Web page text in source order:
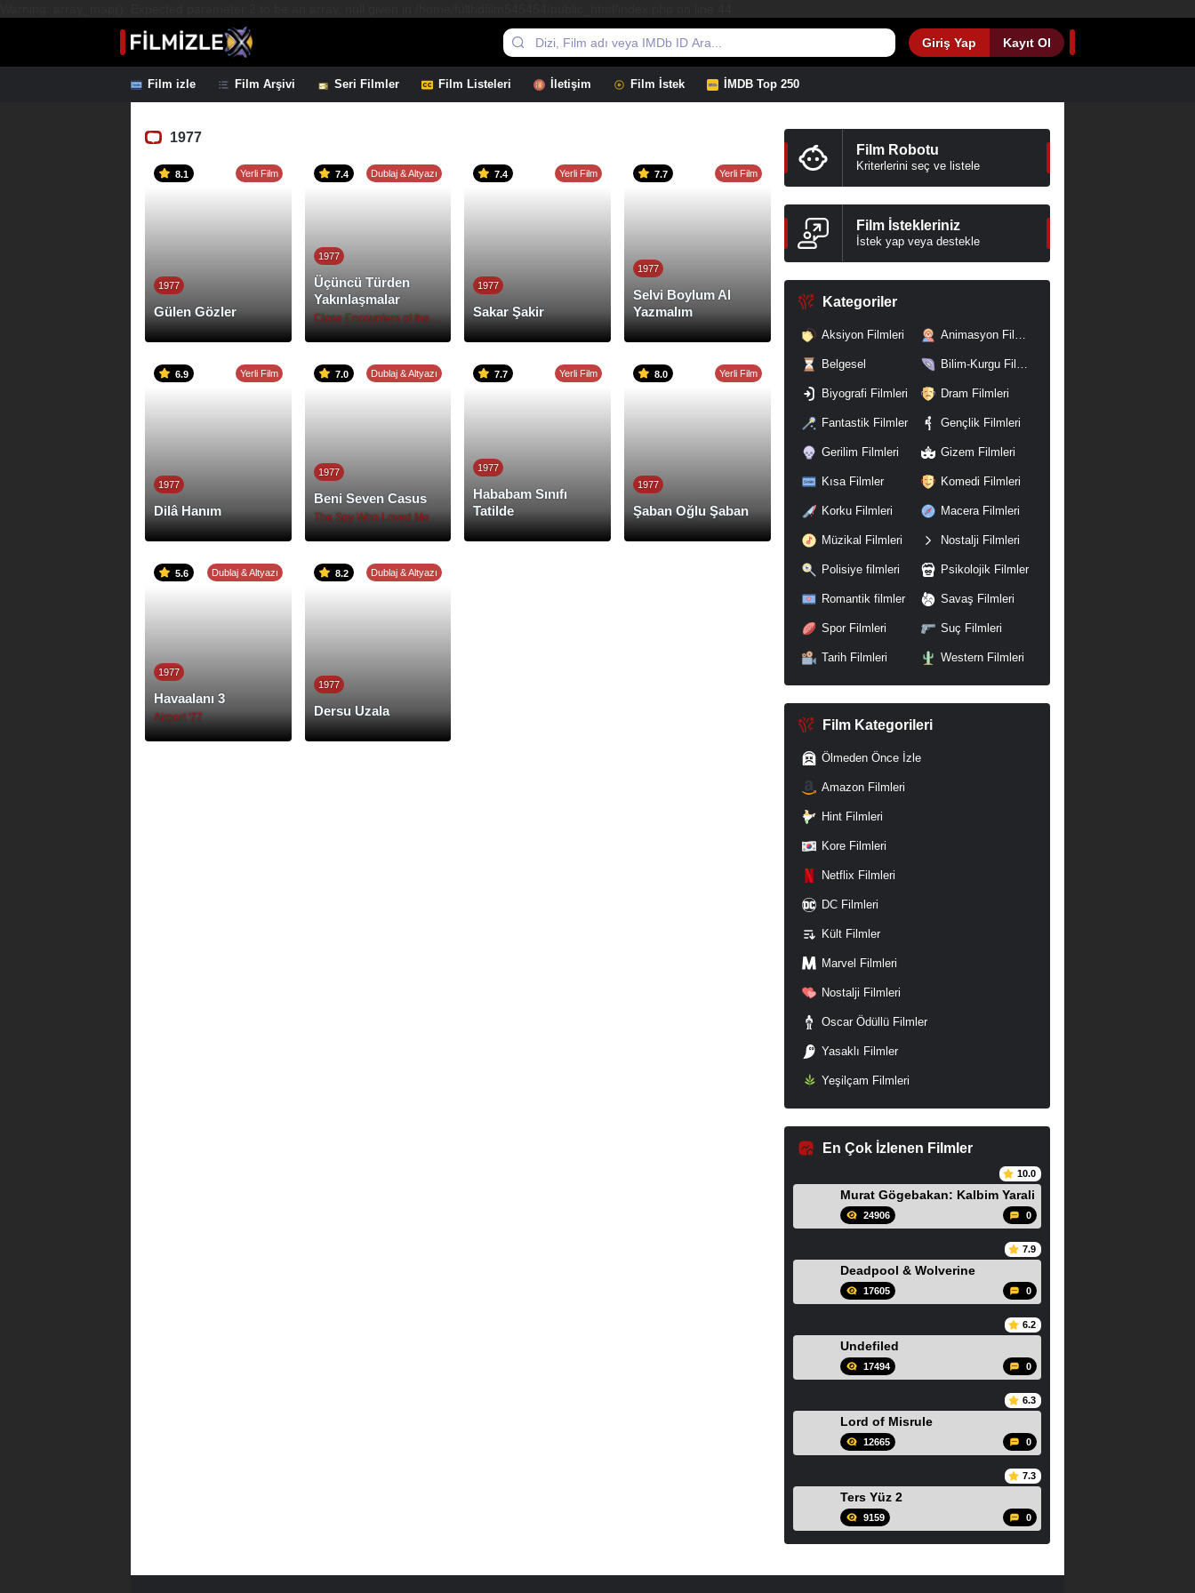
Giriş Yap Kayıt Ol
Film izle Film Arşivi Seri Filmler Film Listeleri İletişim Film İstek İMDB Top 250
1977
8.1 Yerli Film
1977
Gülen Gözler
7.4 Dublaj & Altyazı
1977
Üçüncü Türden
Yakınlaşmalar
Close Encounters of the Third Kind
7.4 Yerli Film
1977
Sakar Şakir
7.7 Yerli Film
1977
Selvi Boylum Al
Yazmalım
6.9 Yerli Film
1977
Dilâ Hanım
7.0 Dublaj & Altyazı
1977
Beni Seven Casus
The Spy Who Loved Me
7.7 Yerli Film
1977
Hababam Sınıfı
Tatilde
8.0 Yerli Film
1977
Şaban Oğlu Şaban
5.6 Dublaj & Altyazı
1977
Havaalanı 3
Airport '77
8.2 Dublaj & Altyazı
1977
Dersu Uzala
Film Robotu
Kriterlerini seç ve listele
Film İstekleriniz
İstek yap veya destekle
Kategoriler
Aksiyon Filmleri Animasyon Filmleri
Belgesel Bilim-Kurgu Filmleri
Biyografi Filmleri Dram Filmleri
Fantastik Filmler Gençlik Filmleri
Gerilim Filmleri Gizem Filmleri
Kısa Filmler Komedi Filmleri
Korku Filmleri Macera Filmleri
Müzikal Filmleri Nostalji Filmleri
Polisiye filmleri Psikolojik Filmler
Romantik filmler Savaş Filmleri
Spor Filmleri Suç Filmleri
Tarih Filmleri Western Filmleri
Film Kategorileri
Ölmeden Önce İzle
Amazon Filmleri
Hint Filmleri
Kore Filmleri
Netflix Filmleri
DC Filmleri
Kült Filmler
Marvel Filmleri
Nostalji Filmleri
Oscar Ödüllü Filmler
Yasaklı Filmler
Yeşilçam Filmleri
En Çok İzlenen Filmler
10.0
Murat Gögebakan: Kalbim Yarali
24906 0
7.9
Deadpool & Wolverine
17605 0
6.2
Undefiled
17494 0
6.3
Lord of Misrule
12665 0
7.3
Ters Yüz 2
9159 0